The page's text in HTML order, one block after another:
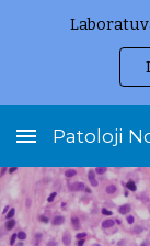
Patoloji